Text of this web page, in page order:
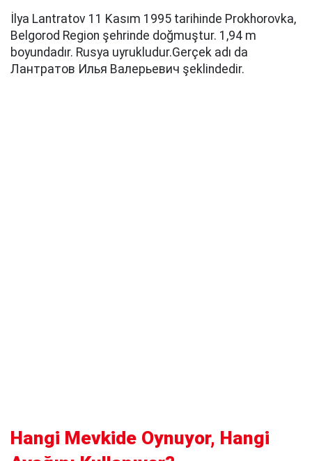
İlya Lantratov 11 Kasım 1995 tarihinde Prokhorovka,
Belgorod Region şehrinde doğmuştur. 1,94 m
boyundadır. Rusya uyrukludur.Gerçek adı da
Лантратов Илья Валерьевич şeklindedir.
Hangi Mevkide Oynuyor, Hangi